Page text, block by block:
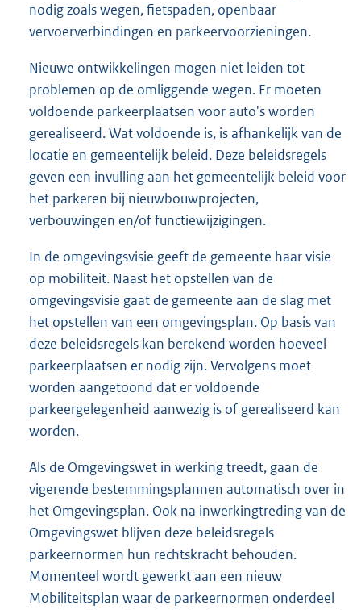
nodig zoals wegen, fietspaden, openbaar
vervoerverbindingen en parkeervoorzieningen.
Nieuwe ontwikkelingen mogen niet leiden tot
problemen op de omliggende wegen. Er moeten
voldoende parkeerplaatsen voor auto's worden
gerealiseerd. Wat voldoende is, is afhankelijk van de
locatie en gemeentelijk beleid. Deze beleidsregels
geven een invulling aan het gemeentelijk beleid voor
het parkeren bij nieuwbouwprojecten,
verbouwingen en/of functiewijzigingen.
In de omgevingsvisie geeft de gemeente haar visie
op mobiliteit. Naast het opstellen van de
omgevingsvisie gaat de gemeente aan de slag met
het opstellen van een omgevingsplan. Op basis van
deze beleidsregels kan berekend worden hoeveel
parkeerplaatsen er nodig zijn. Vervolgens moet
worden aangetoond dat er voldoende
parkeergelegenheid aanwezig is of gerealiseerd kan
worden.
Als de Omgevingswet in werking treedt, gaan de
vigerende bestemmingsplannen automatisch over in
het Omgevingsplan. Ook na inwerkingtreding van de
Omgevingswet blijven deze beleidsregels
parkeernormen hun rechtskracht behouden.
Momenteel wordt gewerkt aan een nieuw
Mobiliteitsplan waar de parkeernormen onderdeel